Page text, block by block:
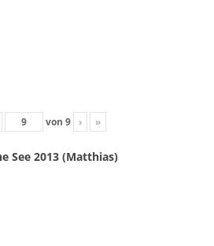
von 9 › »
See 2013 (Matthias)